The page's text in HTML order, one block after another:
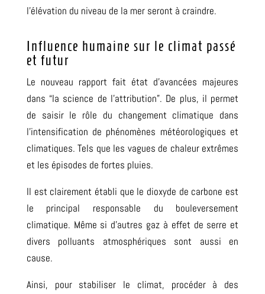
l’élévation du niveau de la merseront à craindre.
Influence humaine sur le climat passé
et futur
Le nouveau rapport fait état d’avancées majeures
dans “la science de l’attribution”. De plus, il permet
de saisir le rôle du changement climatique dans
l’intensification de phénomènes météorologiques et
climatiques. Tels que les vagues de chaleur extrêmes
et les épisodes de fortes pluies.
Il est clairement établi que le dioxyde de carbone est
le principal responsable du bouleversement
climatique. Même si d’autres gaz à effet de serre et
divers polluants atmosphériques sont aussi en
cause.
Ainsi, pour stabiliser le climat, procéder à des